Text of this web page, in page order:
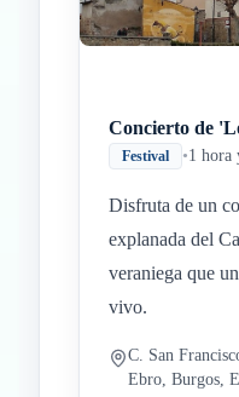
Concierto de
Festival •1 hora
Disfruta de un
explanada del
veraniega que
vivo.
C. San
Ebro, Burgos,